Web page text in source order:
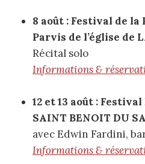
8 août : Festival de la
Parvis de l’église de
Récital solo
Informations &
12 et 13 août :
SAINT BENOIT DU
avec Edwin Fardini,
Informations &